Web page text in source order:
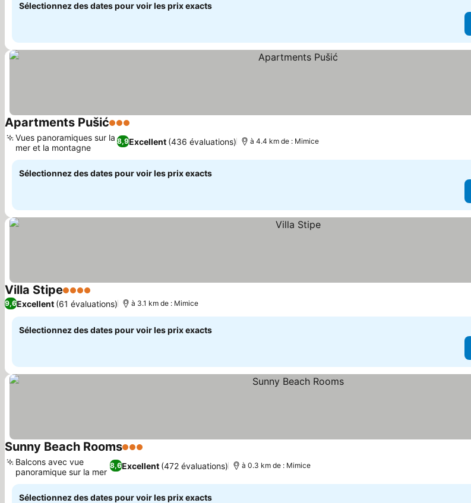
Sélectionnez des dates pour voir les prix exacts
Apartments Pušić3 Étoiles
8,9Excellent (436 évaluations)
Vues panoramiques sur la
mer et la montagne
à 4.4 km de : Mimice
Sélectionnez des dates pour voir les prix exacts
Villa Stipe4 Étoiles Consulter les prix
9,6Excellent (61 évaluations) à 3.1 km de : Mimice
Sélectionnez des dates pour voir les prix exacts
Sunny Beach Rooms3 Étoiles
8,6Excellent (472 évaluations)
Balcons avec vue
panoramique sur la mer
à 0.3 km de : Mimice
Sélectionnez des dates pour voir les prix exacts